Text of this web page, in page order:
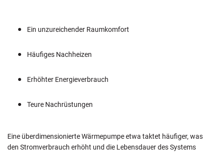
Ein unzureichender Raumkomfort
Häufiges Nachheizen
Erhöhter Energieverbrauch
Teure Nachrüstungen
Eine überdimensionierte Wärmepumpe etwa taktet häufiger, was
den Stromverbrauch erhöht und die Lebensdauer des Systems